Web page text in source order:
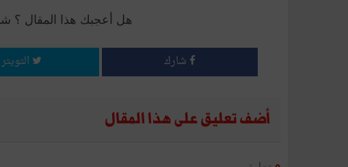
هل أعجبك هذا المقال ؟
شارك التويتر
أضف تعليق على هذا المقال